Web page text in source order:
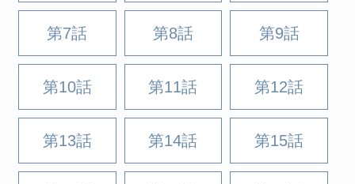
第7話 第8話 第9話
第10話 第11話 第12話
第13話 第14話 第15話